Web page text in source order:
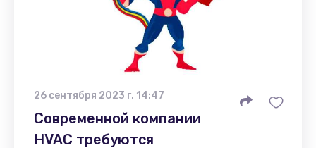
26 сентября 2023 г. 14:47
Современной компании
HVAC требуются